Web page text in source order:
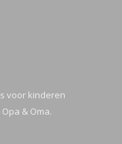
voor kinderen
& Oma.